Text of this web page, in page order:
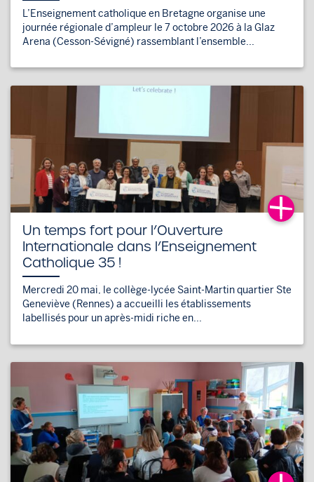
L’Enseignement catholique en Bretagne organise une
journée régionale d’ampleur le 7 octobre 2026 à la Glaz
Arena (Cesson-Sévigné) rassemblant l’ensemble...
Un temps fort pour l’Ouverture
Internationale dans l’Enseignement
Catholique 35 !
Mercredi 20 mai, le collège-lycée Saint-Martin quartier Ste
Geneviève (Rennes) a accueilli les établissements
labellisés pour un après-midi riche en...